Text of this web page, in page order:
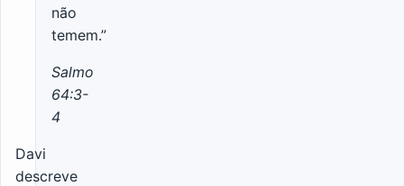
não
temem.”
Salmo
64:3-
4
Davi
descreve